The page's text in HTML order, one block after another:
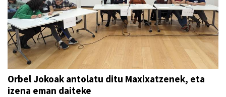
Orbel Jokoak antolatu ditu Maxixatzenek, eta
izena eman daiteke